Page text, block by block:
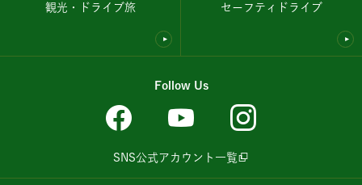
観光・ドライブ旅 セーフティドライブ
Follow Us
SNS公式アカウント一覧